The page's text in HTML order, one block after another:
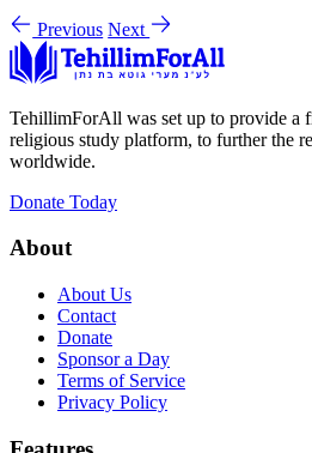
Previous Next
TehillimForAll was set up to provide a
religious study platform, to further the
worldwide.
Donate Today
About
About Us
Contact
Donate
Sponsor a Day
Terms of Service
Privacy Policy